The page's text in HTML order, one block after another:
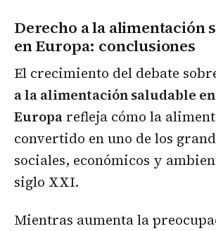
Derecho a la alimentación
en Europa: conclusiones
El crecimiento del debate
a la alimentación saludable en
Europa refleja cómo la
convertido en uno de los
sociales, económicos y
siglo XXI.
Mientras aumenta la